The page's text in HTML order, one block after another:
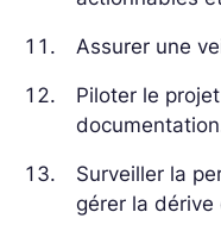
Assurer une
Piloter le
Surveiller la
gérer la